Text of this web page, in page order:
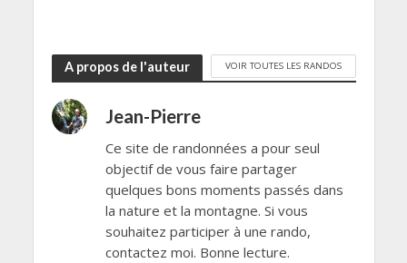
A propos de l'auteur VOIR TOUTES LES RANDOS
Jean-Pierre
Ce site de randonnées a pour seul
objectif de vous faire partager
quelques bons moments passés dans
la nature et la montagne. Si vous
souhaitez participer à une rando,
contactez moi. Bonne lecture.